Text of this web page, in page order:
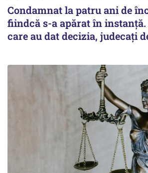
Condamnat la patru ani de
fiindcă s-a apărat în
care au dat decizia, judecați